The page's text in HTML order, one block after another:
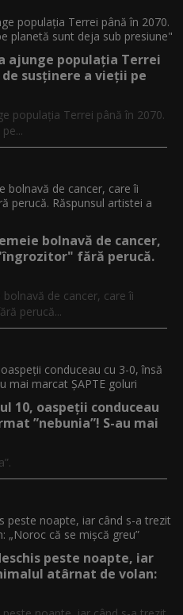
ajunge populația Terrei
susținere a vieții pe
populația Terrei până în 2070.
bolnavă de cancer,
fără perucă.
de cancer, care îi
perucă...
10, oaspeții conduceau
”nebunia”! S-au mai
peste noapte, iar
atârnat de volan: